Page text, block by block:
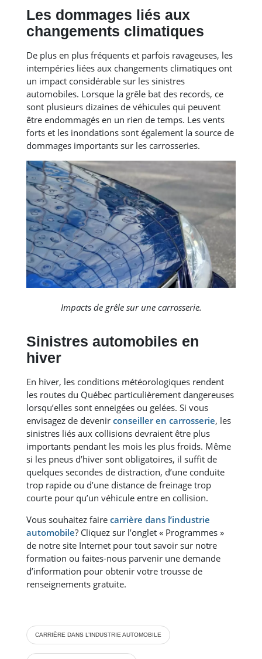
Les dommages liés aux
changements climatiques
De plus en plus fréquents et parfois ravageuses, les
intempéries liées aux changements climatiques ont
un impact considérable sur les sinistres
automobiles. Lorsque la grêle bat des records, ce
sont plusieurs dizaines de véhicules qui peuvent
être endommagés en un rien de temps. Les vents
forts et les inondations sont également la source de
dommages importants sur les carrosseries.
Impacts de grêle sur une carrosserie.
Sinistres automobiles en
hiver
En hiver, les conditions météorologiques rendent
les routes du Québec particulièrement dangereuses
lorsqu’elles sont enneigées ou gelées. Si vous
envisagez de devenir conseiller en carrosserie, les
sinistres liés aux collisions devraient être plus
importants pendant les mois les plus froids. Même
si les pneus d’hiver sont obligatoires, il suffit de
quelques secondes de distraction, d’une conduite
trop rapide ou d’une distance de freinage trop
courte pour qu’un véhicule entre en collision.
Vous souhaitez faire carrière dans l’industrie
automobile? Cliquez sur l’onglet « Programmes »
de notre site Internet pour tout savoir sur notre
formation ou faites-nous parvenir une demande
d’information pour obtenir votre trousse de
renseignements gratuite.
CARRIÈRE DANS L’INDUSTRIE AUTOMOBILE